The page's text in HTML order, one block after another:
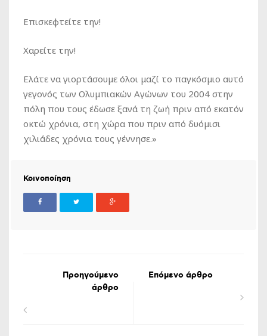
Επισκεφτείτε την!
Χαρείτε την!
Ελάτε να γιορτάσουμε όλοι μαζί το παγκόσμιο αυτό
γεγονός των Ολυμπιακών Αγώνων του 2004 στην
πόλη που τους έδωσε ξανά τη ζωή πριν από εκατόν
οκτώ χρόνια, στη χώρα που πριν από δυόμισι
χιλιάδες χρόνια τους γέννησε.»
Κοινοποίηση
Προηγούμενο
άρθρο
Επόμενο άρθρο